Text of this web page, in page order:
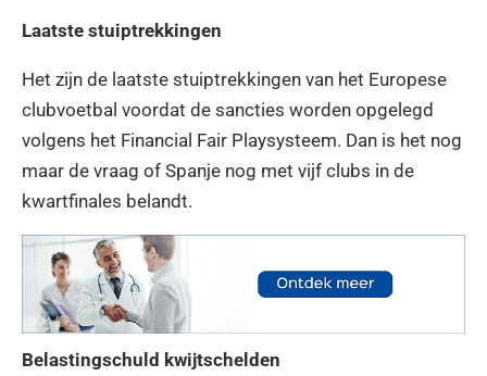
Laatste stuiptrekkingen
Het zijn de laatste stuiptrekkingen van het Europese
clubvoetbal voordat de sancties worden opgelegd
volgens het Financial Fair Playsysteem. Dan is het nog
maar de vraag of Spanje nog met vijf clubs in de
kwartfinales belandt.
Belastingschuld kwijtschelden